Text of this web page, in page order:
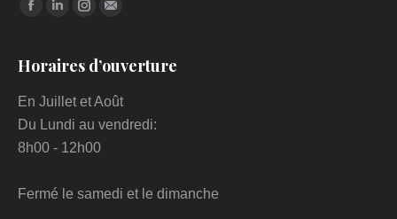
Facebook
LinkedInInstagram
Horaires d’ouverture
En Juillet et Août
Du Lundi au vendredi:
8h00 - 12h00
Fermé le samedi et le dimanche